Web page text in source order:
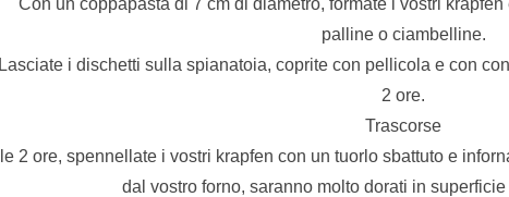
palline o ciambelline.
Lasciate i dischetti sulla spianatoia, coprite con pellicola e con
2 ore.
Trascorse
le 2 ore, spennellate i vostri krapfen con un tuorlo sbattuto e
dal vostro forno, saranno molto dorati in